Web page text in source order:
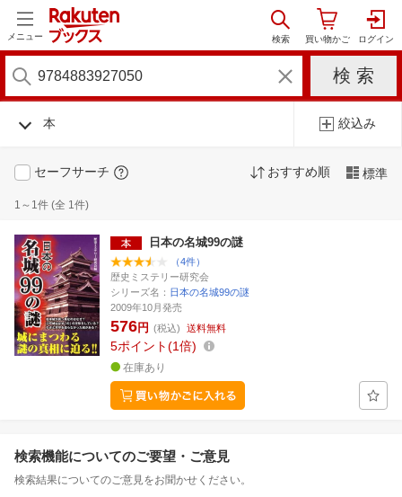
メニュー
本 絞込み
セーフサーチ おすすめ順 標準
1～1件 (全 1件)
日本の名城99の謎
（4件）
歴史ミステリー研究会
シリーズ名： 日本の名城99の謎
2009年10月発売
576円 (税込) 送料無料
5ポイント 1倍
在庫あり
検索機能についてのご要望・ご意見
検索結果についてのご意見をお聞かせください。